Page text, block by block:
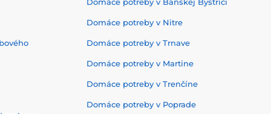
Domáce potreby v Nitre
Domáce potreby v Trnave
Domáce potreby v Martine
Domáce potreby v Trenčíne
Domáce potreby v Poprade